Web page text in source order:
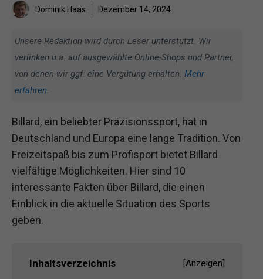
Dominik Haas Dezember 14, 2024
Unsere Redaktion wird durch Leser unterstützt. Wir
verlinken u.a. auf ausgewählte Online-Shops und Partner,
von denen wir ggf. eine Vergütung erhalten. Mehr
erfahren.
Billard, ein beliebter Präzisionssport, hat in
Deutschland und Europa eine lange Tradition. Von
Freizeitspaß bis zum Profisport bietet Billard
vielfältige Möglichkeiten. Hier sind 10
interessante Fakten über Billard, die einen
Einblick in die aktuelle Situation des Sports
geben.
Inhaltsverzeichnis [Anzeigen]